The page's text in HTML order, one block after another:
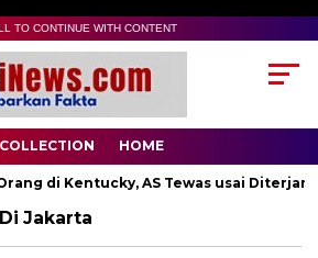
TO CONTINUE WITH CONTENT
COLLECTION HOME
di Kentucky, AS Tewas usai Diterjang
Jakarta